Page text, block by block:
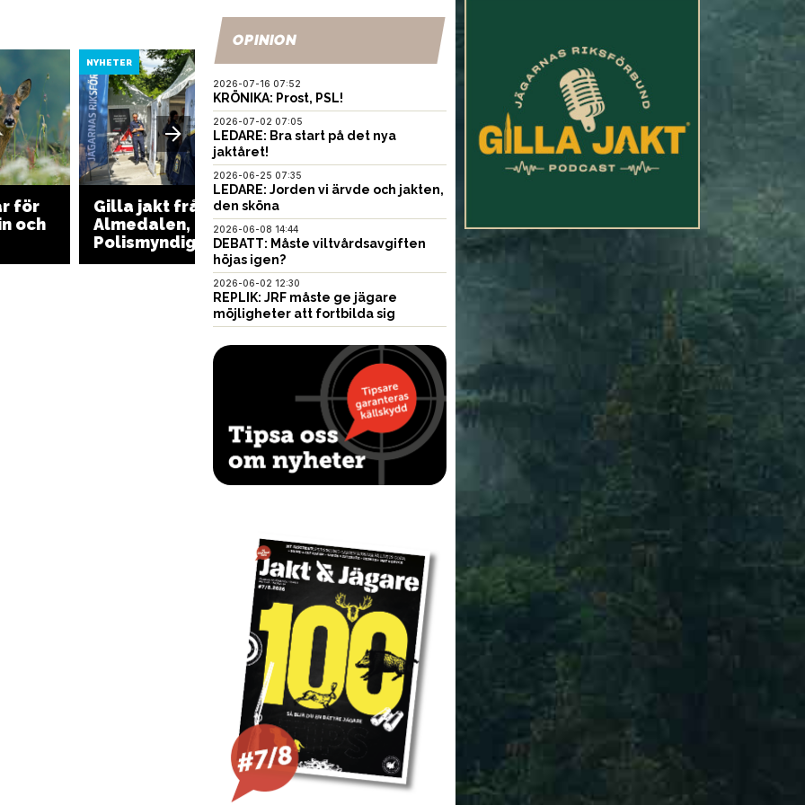
för
och
NYHETER
Gilla jakt från
Almedalen, dag 3:
Polismyndigheten
NYHETER
sänka vargstammen till
170 individer
NYHETER
Kullgren: Jägarna gör en
ovärderlig insats för
OPINION
2026-07-16 07:52
KRÖNIKA: Prost, PSL!
2026-07-02 07:05
LEDARE: Bra start på det nya
jaktåret!
2026-06-25 07:35
LEDARE: Jorden vi ärvde och jakten,
den sköna
2026-06-08 14:44
DEBATT: Måste viltvårdsavgiften
höjas igen?
2026-06-02 12:30
REPLIK: JRF måste ge jägare
möjligheter att fortbilda sig